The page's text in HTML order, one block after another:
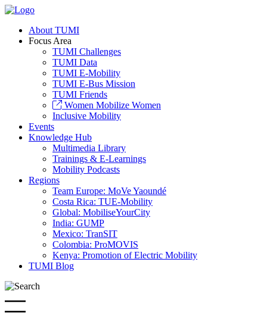
About TUMI
Focus Area
TUMI Challenges
TUMI Data
TUMI E-Mobility
TUMI E-Bus Mission
TUMI Friends
Women Mobilize Women
Inclusive Mobility
Events
Knowledge Hub
Multimedia Library
Trainings & E-Learnings
Mobility Podcasts
Regions
Team Europe: MoVe Yaoundé
Costa Rica: TUE-Mobility
Global: MobiliseYourCity
India: GUMP
Mexico: TranSIT
Colombia: ProMOVIS
Kenya: Promotion of Electric Mobility
TUMI Blog